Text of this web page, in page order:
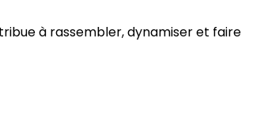
à rassembler, dynamiser et faire